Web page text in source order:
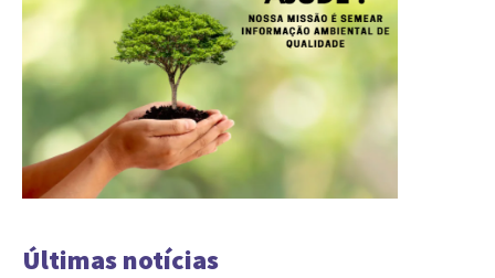
Últimas notícias